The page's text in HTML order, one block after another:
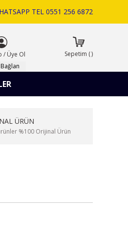
TEL 0551 256 6872
/ Üye Ol
Sepetim ()
ÜRÜN
%100 Orijinal Ürün